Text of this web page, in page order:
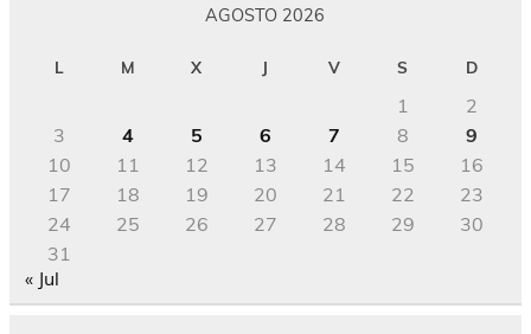
AGOSTO 2026
L M X J V S D
1
2
3
4 5 6 7 8
9
10
11 12 13 14 15
16
17
18 19 20 21 22
23
24
25 26 27 28 29
30
31
« Jul